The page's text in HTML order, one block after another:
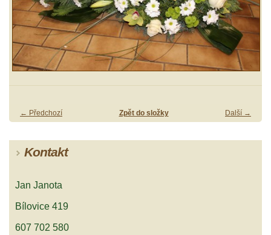
← Předchozí Další →
Zpět do složky
Kontakt
Jan Janota
Bílovice 419
607 702 580